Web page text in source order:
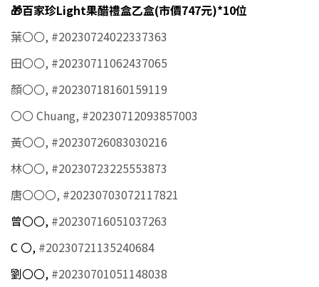
🎁百家珍Light果醋禮盒乙盒(市價747元)*10位
葉〇〇, #20230724022337363
田〇〇, #20230711062437065
顏〇〇, #20230718160159119
〇〇 Chuang, #20230712093857003
黃〇〇, #20230726083030216
林〇〇, #20230723225553873
唐〇〇〇, #20230703072117821
曾〇〇, #20230716051037263
C 〇, #20230721135240684
劉〇〇, #20230701051148038